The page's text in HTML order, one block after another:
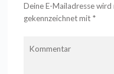
Deine E-Mailadresse
gekennzeichnet mit *